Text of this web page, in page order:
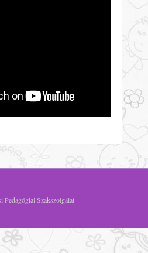
Pedagógiai Szakszolgálat